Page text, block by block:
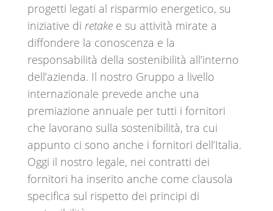
progetti legati al risparmio energetico, su
iniziative di retakee su attività mirate a
diffondere la conoscenza e la
responsabilità della sostenibilità all’interno
dell’azienda. Il nostro Gruppo a livello
internazionale prevede anche una
premiazione annuale per tutti i fornitori
che lavorano sulla sostenibilità, tra cui
appunto ci sono anche i fornitori dell’Italia.
Oggi il nostro legale, nei contratti dei
fornitori ha inserito anche come clausola
specifica sul rispetto dei principi di